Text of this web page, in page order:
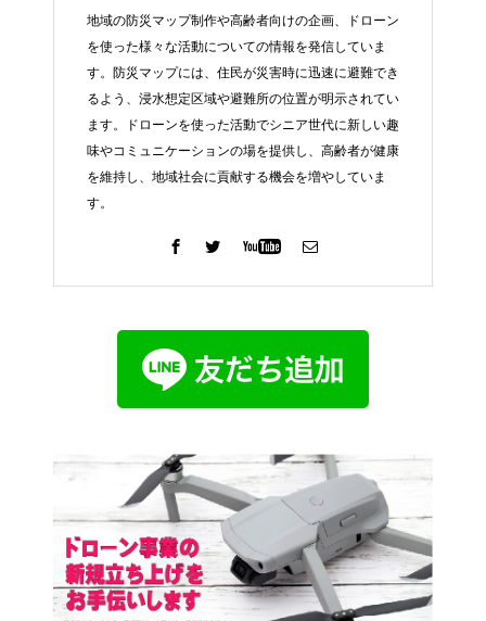
地域の防災マップ制作や高齢者向けの企画、ドローン
を使った様々な活動についての情報を発信していま
す。防災マップには、住民が災害時に迅速に避難でき
るよう、浸水想定区域や避難所の位置が明示されてい
ます。ドローンを使った活動でシニア世代に新しい趣
味やコミュニケーションの場を提供し、高齢者が健康
を維持し、地域社会に貢献する機会を増やしていま
す。